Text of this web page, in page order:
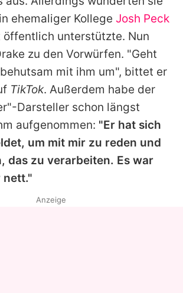
ehemaliger Kollege Josh Peck
öffentlich unterstützte. Nun
zu den Vorwürfen. "Geht
mit ihm um", bittet er
TikTok. Außerdem habe der
Darsteller schon längst
aufgenommen: "Er hat sich
um mit mir zu reden und
das zu verarbeiten. Es war
nett."
Anzeige